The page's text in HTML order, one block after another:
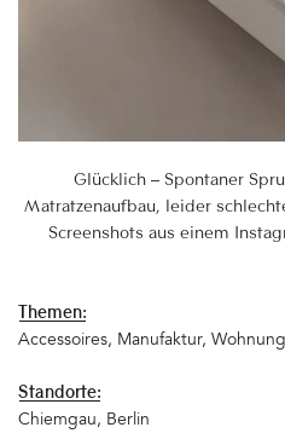
Glücklich – Spontaner
Matratzenaufbau, leider
Screenshots aus einem
Themen:
Accessoires
Manufaktur
Standorte:
Chiemgau
Berlin